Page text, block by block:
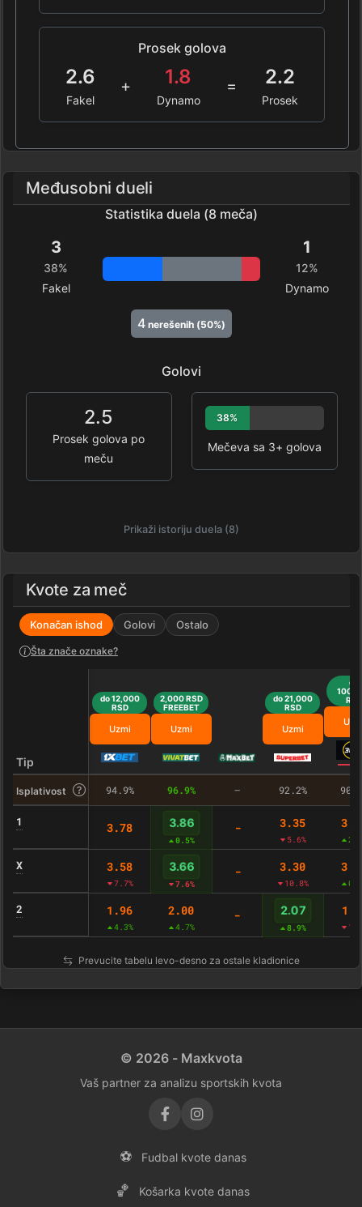
Prosek golova
2.6
Fakel
+ 1.8
Dynamo
= 2.2
Prosek
Međusobni dueli
Statistika duela (8 meča)
3
38%
Fakel
1
12%
Dynamo
4 nerešenih (50%)
Golovi
2.5
Prosek golova po
meču
38%
Mečeva sa 3+ golova
Prikaži istoriju duela (8)
Kvote za meč
Konačan ishod Golovi Ostalo
Šta znače oznake?
Tip
do 12,000
RSD
Uzmi
2,000 RSD
FREEBET
Uzmi
do 21,000
RSD
Uzmi
do
RSD
Isplativost 94.9% 96.9% – 92.2%
1 3.78 3.86
0.5%
- 3.35
5.6%
X 3.58
7.7%
3.66
7.6%
- 3.30
10.8%
2 1.96
4.3%
2.00
4.7%
- 2.07
8.9%
Prevucite tabelu levo-desno za ostale kladionice
© 2026 - Maxkvota
Vaš partner za analizu sportskih kvota
⚽ Fudbal kvote danas
🏀 Košarka kvote danas